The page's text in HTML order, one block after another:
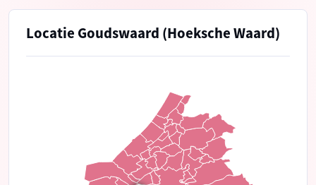
Locatie Goudswaard (Hoeksche Waard)